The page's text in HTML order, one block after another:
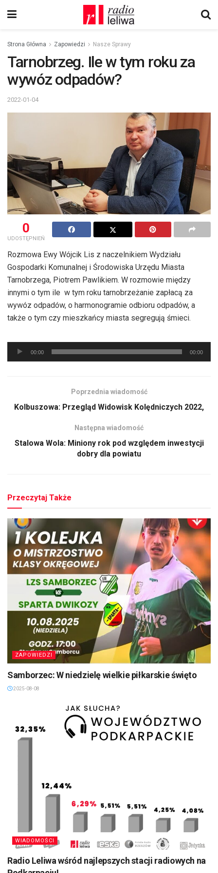
Strona Główna Zapowiedzi Nasze Sprawy
Tarnobrzeg. Ile w tym roku za
wywóz odpadów?
2022-01-04
0
UDOSTĘPNIEŃ
Rozmowa Ewy Wójcik Lis z naczelnikiem Wydziału
Gospodarki Komunalnej i Środowiska Urzędu Miasta
Tarnobrzega, Piotrem Pawlikiem. W rozmowie między
innymi o tym ile w tym roku tarnobrzeżanie zapłacą za
wywóz odpadów, o harmonogramie odbioru odpadów, a
także o tym czy mieszkańcy miasta segregują śmieci.
Odtwarzacz
plików
00:00 00:00
Poprzednia wiadomość
Kolbuszowa: Przegląd Widowisk Kolędniczych 2022,
Następna wiadomość
Stalowa Wola: Miniony rok pod względem inwestycji
dobry dla powiatu
Przeczytaj Także
ZAPOWIEDZI
Samborzec: W niedzielę wielkie piłkarskie święto
2025-08-08
WIADOMOŚCI
Radio Leliwa wśród najlepszych stacji radiowych na